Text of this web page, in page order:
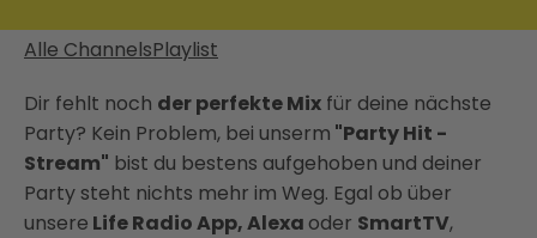
Alle ChannelsPlaylist
Dir fehlt noch der perfekte Mix für deine nächste
Party? Kein Problem, bei unserm "Party Hit -
Stream" bist du bestens aufgehoben und deiner
Party steht nichts mehr im Weg. Egal ob über
unsere Life Radio App, Alexa oder SmartTV,